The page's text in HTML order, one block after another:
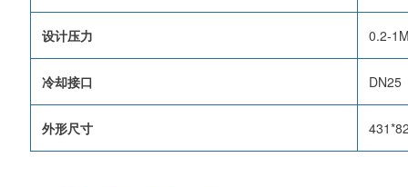
设计压力 0.2-
冷却接口 DN25
外形尺寸